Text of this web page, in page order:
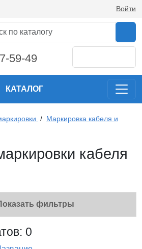
Войти
59-49
КАТАЛОГ
/ Маркировка кабеля и
кабеля
фильтры
0